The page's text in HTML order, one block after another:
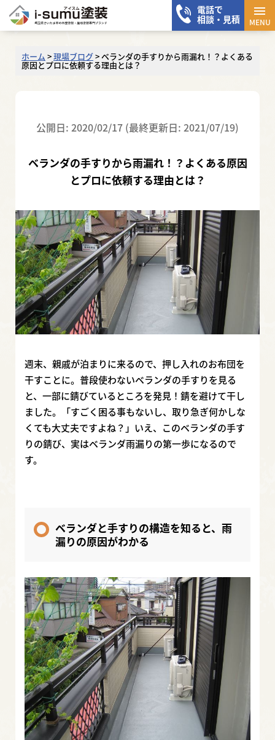
電話で
相談・見積
メ
MENU
ホーム >現場ブログ>ベランダの手すりから雨漏れ！？よくある
原因とプロに依頼する理由とは？
公開日: 2020/02/17 (最終更新日: 2021/07/19)
ベランダの手すりから雨漏れ！？よくある原因
とプロに依頼する理由とは？
週末、親戚が泊まりに来るので、押し入れのお布団を
干すことに。普段使わないベランダの手すりを見る
と、一部に錆びているところを発見！錆を避けて干し
ました。「すごく困る事もないし、取り急ぎ何かしな
くても大丈夫ですよね？」いえ、このベランダの手す
りの錆び、実はベランダ雨漏りの第一歩になるので
す。
ベランダと手すりの構造を知ると、雨
漏りの原因がわかる